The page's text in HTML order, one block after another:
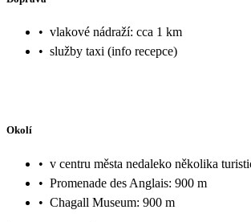
• vlakové nádraží: cca 1 km
• služby taxi (info recepce)
Okolí
• v centru města nedaleko několika
• Promenade des Anglais: 900 m
• Chagall Museum: 900 m